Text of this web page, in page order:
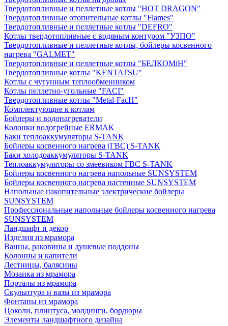
Твердотопливные и пеллетные котлы "HOT DRAGON"
Твердотопливные отопительные котлы "Flames"
Твердотопливные и пеллетные котлы "DEFRO"
Котлы твердотопливные с водяным контуром "УЗПО"
Твердотопливные и пеллетные котлы, бойлеры косвенного
нагрева "GALMET"
Твердотопливные и пеллетные котлы "БЕЛКОМiН"
Твердотопливные котлы "KENTATSU"
Котлы с чугунным теплообменником
Котлы пеллетно-угольные "FACI"
Твердотопливные котлы "Metal-FacH"
Комплектующие к котлам
Бойлеры и водонагреватели
Колонки водогрейные ERMAK
Баки теплоаккумуляторы S-TANK
Бойлеры косвенного нагрева (ГВС) S-TANK
Баки холодоаккумуляторы S-TANK
Теплоаккумуляторы со змеевиком ГВС S-TANK
Бойлеры косвенного нагрева напольные SUNSYSTEM
Бойлеры косвенного нагрева настенные SUNSYSTEM
Напольные накопительные электрические бойлеры
SUNSYSTEM
Профессиональные напольные бойлеры косвенного нагрева
SUNSYSTEM
Ландшафт и декор
Изделия из мрамора
Ванны, раковины и душевые поддоны
Колонны и капители
Лестницы, балясины
Мозаика из мрамора
Порталы из мрамора
Скульптура и вазы из мрамора
Фонтаны из мрамора
Цоколи, плинтуса, молдинги, бордюры
Элементы ландшафтного дизайна